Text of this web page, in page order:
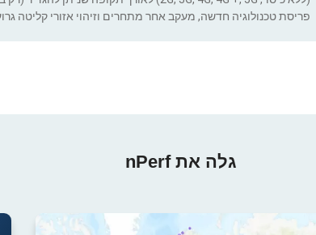
פריסת טכנולוגיה חדשה, מעקב אחר מתחרים וזיהוי אזורי קליטה
גלה את nPerf